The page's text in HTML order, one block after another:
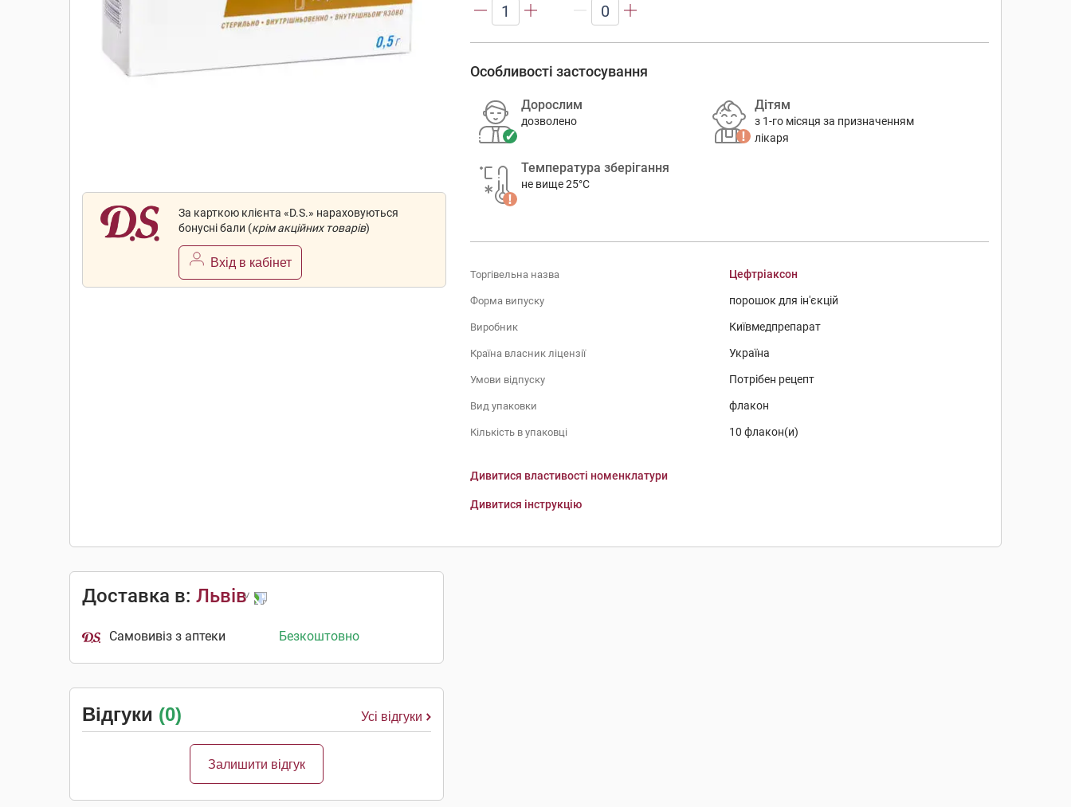
За карткою клієнта «D.S.» нараховуються
бонусні бали (крім акційних товарів)
Вхід в кабінет
1 0
Особливості застосування
Дорослим
дозволено
Дітям
з 1-го місяця за призначенням
лікаря
Температура зберігання
не вище 25°C
Торгівельна назва Цефтріаксон
Форма випуску порошок для ін'єкцій
Виробник Київмедпрепарат
Країна власник ліцензії Україна
Умови відпуску Потрібен рецепт
Вид упаковки флакон
Кількість в упаковці 10 флакон(и)
Дивитися властивості номенклатури
Дивитися інструкцію
Доставка в: Львів
Самовивіз з аптеки Безкоштовно
Відгуки (0) Усі відгуки
Залишити відгук